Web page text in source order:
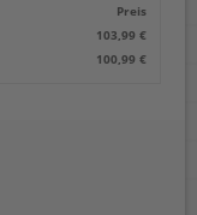
Preis
103,99 €
100,99 €